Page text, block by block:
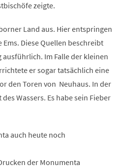
zeigte.
Land aus. Hier entspringen
Diese Quellen beschreibt
Im Falle der kleinen
er sogar tatsächlich eine
den Toren von Neuhaus. In der
Wassers. Es habe sein Fieber
auch heute noch
der Monumenta